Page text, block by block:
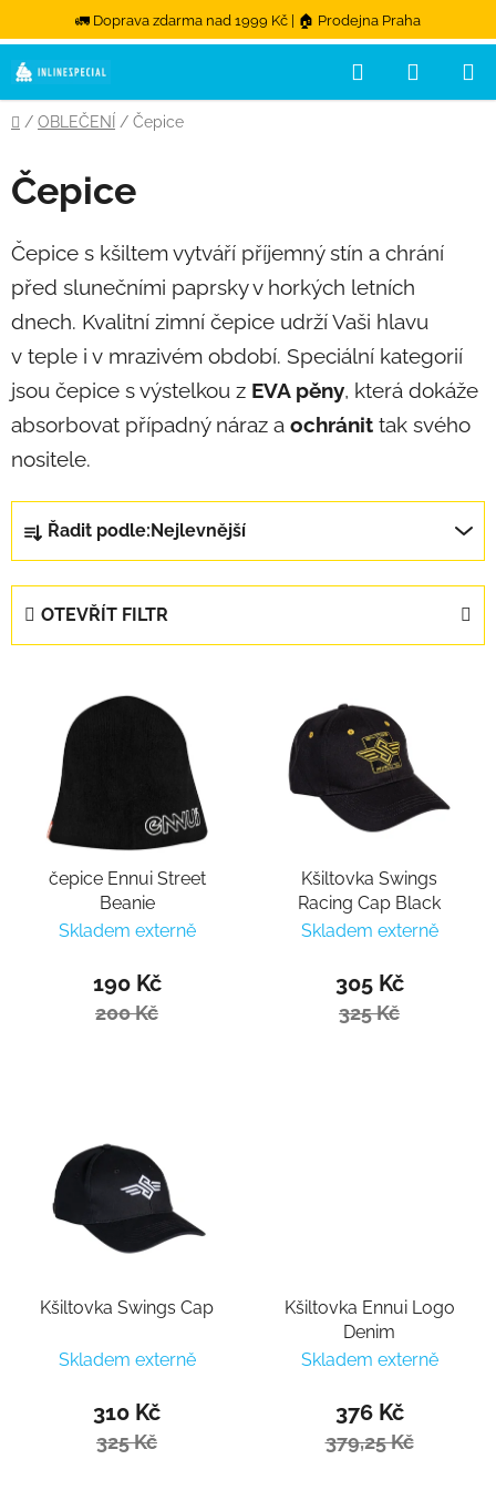
🚛 Doprava zdarma nad 1999 Kč | 🏠 Prodejna Praha
Přejít na obsah
Hledat
Domů
/ OBLEČENÍ / Čepice
Čepice
Čepice s kšiltem vytváří příjemný stín a chrání
před slunečními paprsky v horkých letních
dnech. Kvalitní zimní čepice udrží Vaši hlavu
v teple i v mrazivém období. Speciální kategorií
jsou čepice s výstelkou z EVA pěny, která dokáže
absorbovat případný náraz a ochránit tak svého
nositele.
Řazení produktů
Řadit podle: Nejlevnější
OTEVŘÍT FILTR
čepice Ennui Street
Beanie
Skladem externě
190 Kč
200 Kč
Kšiltovka Swings
Racing Cap Black
Skladem externě
305 Kč
325 Kč
Kšiltovka Swings Cap
Skladem externě
310 Kč
325 Kč
Kšiltovka Ennui Logo
Denim
Skladem externě
376 Kč
379,25 Kč